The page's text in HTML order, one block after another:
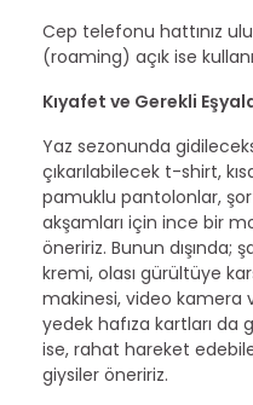
Cep telefonu hattınız
(roaming) açık ise
Kıyafet ve Gerekli
Yaz sezonunda
çıkarılabilecek t-shirt,
pamuklu pantolonlar,
akşamları için ince bir
öneririz. Bunun dışında;
kremi, olası gürültüye
makinesi, video kamera
yedek hafıza kartları da
ise, rahat hareket
giysiler öneririz.